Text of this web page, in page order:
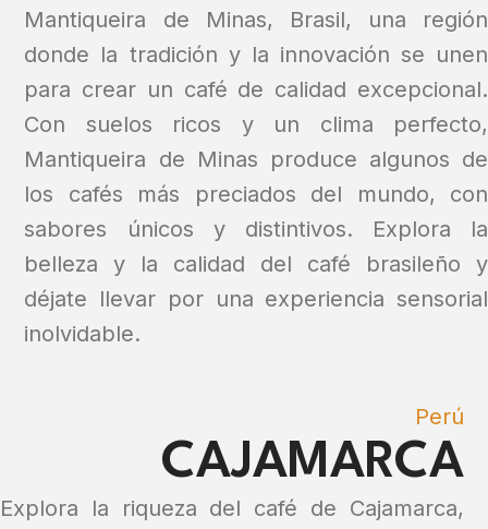
Mantiqueira de Minas, Brasil, una región
donde la tradición y la innovación se unen
para crear un café de calidad excepcional.
Con suelos ricos y un clima perfecto,
Mantiqueira de Minas produce algunos de
los cafés más preciados del mundo, con
sabores únicos y distintivos. Explora la
belleza y la calidad del café brasileño y
déjate llevar por una experiencia sensorial
inolvidable.
Perú
CAJAMARCA
Explora la riqueza del café de Cajamarca,